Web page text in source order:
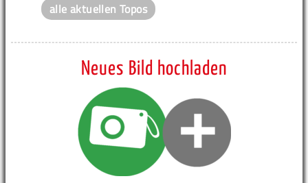
alle aktuellen Topos
Neues Bild hochladen